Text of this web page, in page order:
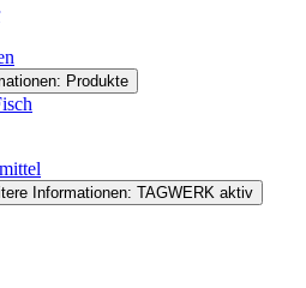
Produkte
Informationen: TAGWERK aktiv